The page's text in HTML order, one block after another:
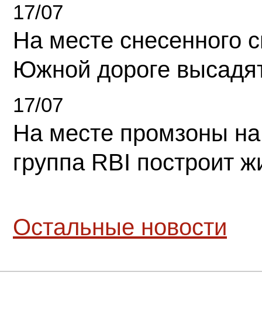
17/07
На месте снесенного
Южной дороге
17/07
На месте промзоны
группа RBI построит
Остальные новости